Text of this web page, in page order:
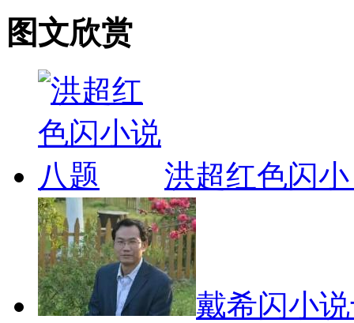
图文欣赏
洪超红色闪
戴希闪小